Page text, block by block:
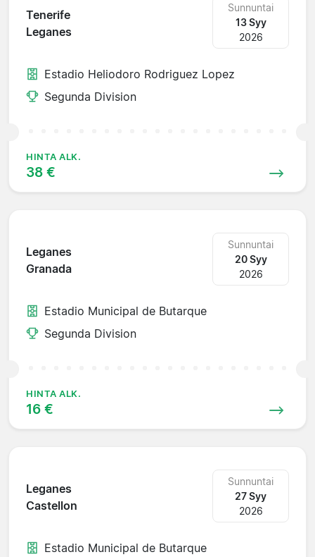
Tenerife
Leganes
Sunnuntai
13 Syy
2026
Estadio Heliodoro Rodriguez Lopez
Segunda Division
HINTA ALK.
38 €
Leganes
Granada
Sunnuntai
20 Syy
2026
Estadio Municipal de Butarque
Segunda Division
HINTA ALK.
16 €
Leganes
Castellon
Sunnuntai
27 Syy
2026
Estadio Municipal de Butarque